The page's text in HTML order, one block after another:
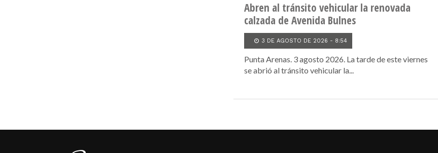
Abren al tránsito vehicular la renovada
calzada de Avenida Bulnes
3 DE AGOSTO DE 2026 - 8:54
Punta Arenas. 3 agosto 2026. La tarde de este viernes
se abrió al tránsito vehicular la...